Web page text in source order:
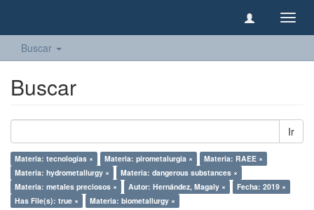
Buscar
Buscar
Ir
Materia: tecnologías × Materia: pirometalurgia ×
Materia: RAEE ×
Materia: hydrometallurgy ×
Materia: dangerous substances ×
Materia: metales preciosos ×
Autor: Hernández, Magaly ×
Fecha: 2019 ×
Has File(s): true ×
Materia: biometallurgy ×